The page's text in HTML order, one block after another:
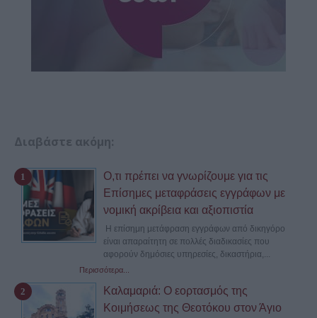
Διαβάστε ακόμη:
Ο,τι πρέπει να γνωρίζουμε για τις
Επίσημες μεταφράσεις εγγράφων με
νομική ακρίβεια και αξιοπιστία
Η επίσημη μετάφραση εγγράφων από δικηγόρο
είναι απαραίτητη σε πολλές διαδικασίες που
αφορούν δημόσιες υπηρεσίες, δικαστήρια,...
Περισσότερα...
Καλαμαριά: Ο εορτασμός της
Κοιμήσεως της Θεοτόκου στον Άγιο